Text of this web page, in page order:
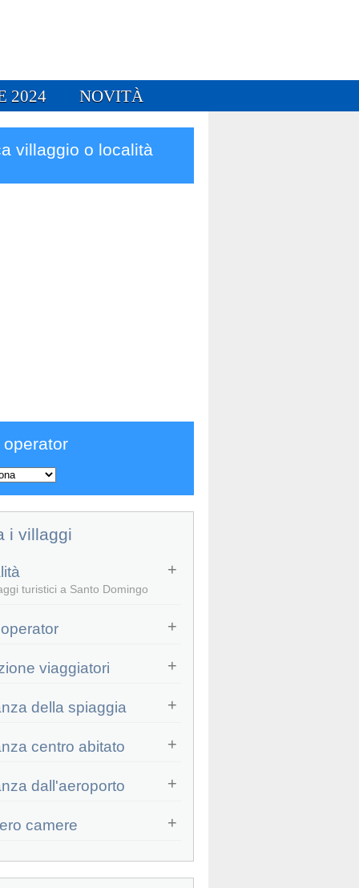
2024 NOVITÀ
villaggio o località
operator
i villaggi
turistici a Santo Domingo
viaggiatori
della spiaggia
centro abitato
dall'aeroporto
camere